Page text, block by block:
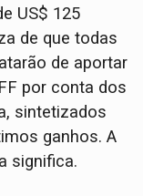
US$ 125
de que todas
de aportar
por conta dos
sintetizados
ganhos. A
significa.